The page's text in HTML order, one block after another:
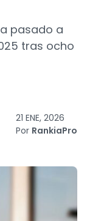
pasado a
tras ocho
21 ENE, 2026
Por RankiaPro